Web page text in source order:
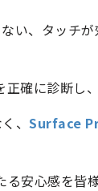
い、タッチ
確に診断し
、 Surface
安心感を皆